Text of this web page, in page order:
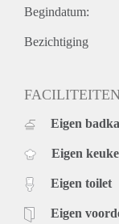
Begindatum:
Bezichtiging
Eigen
Eigen
Eigen toilet
Eigen